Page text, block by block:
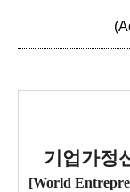
기업가정
[World